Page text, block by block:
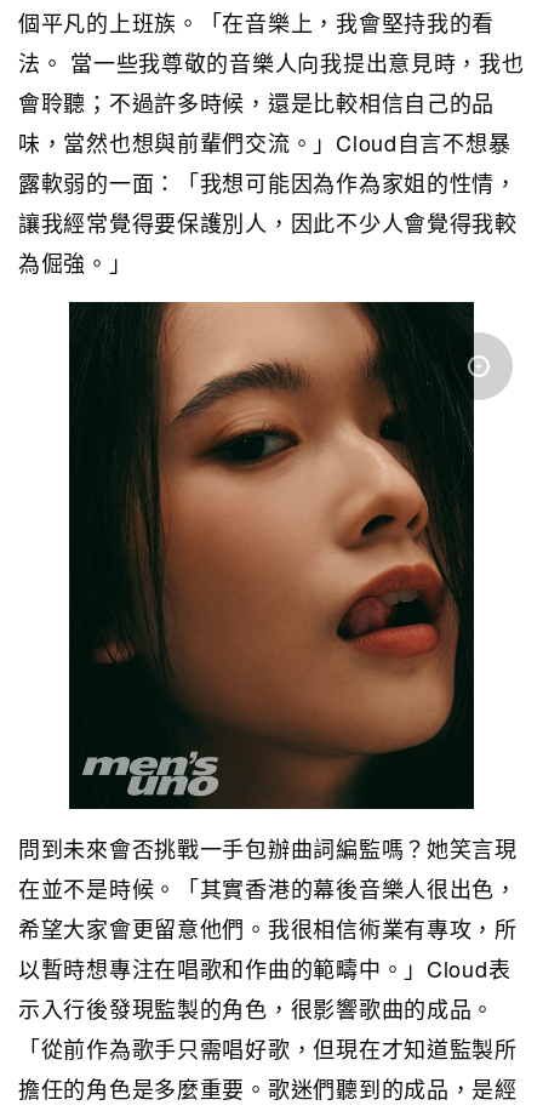
個平凡的上班族。「在音樂上，我會堅持我的看
法。 當一些我尊敬的音樂人向我提出意見時，我也
會聆聽；不過許多時候，還是比較相信自己的品
味，當然也想與前輩們交流。」Cloud自言不想暴
露軟弱的一面：「我想可能因為作為家姐的性情，
讓我經常覺得要保護別人，因此不少人會覺得我較
為倔強。」
問到未來會否挑戰一手包辦曲詞編監嗎？她笑言現
在並不是時候。「其實香港的幕後音樂人很出色，
希望大家會更留意他們。我很相信術業有專攻，所
以暫時想專注在唱歌和作曲的範疇中。」Cloud表
示入行後發現監製的角色，很影響歌曲的成品。
「從前作為歌手只需唱好歌，但現在才知道監製所
擔任的角色是多麼重要。歌迷們聽到的成品，是經